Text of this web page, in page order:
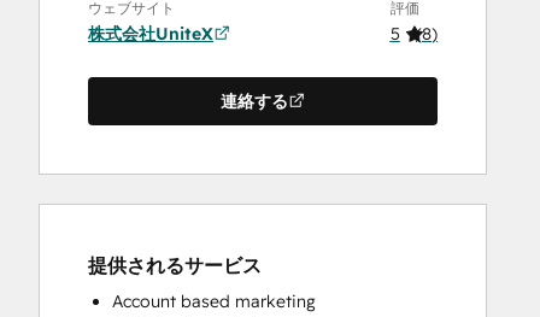
ウェブサイト
株式会社UniteX
評価
5 (8)
連絡する
提供されるサービス
Account based marketing